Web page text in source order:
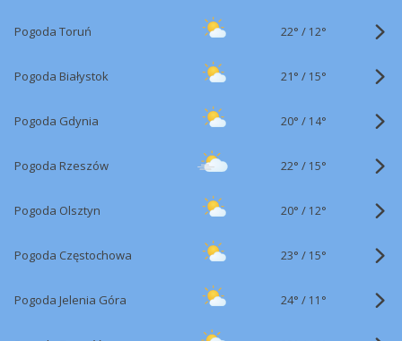
Pogoda Toruń 22° / 12°
Pogoda Białystok 21° / 15°
Pogoda Gdynia 20° / 14°
Pogoda Rzeszów 22° / 15°
Pogoda Olsztyn 20° / 12°
Pogoda Częstochowa 23° / 15°
Pogoda Jelenia Góra 24° / 11°